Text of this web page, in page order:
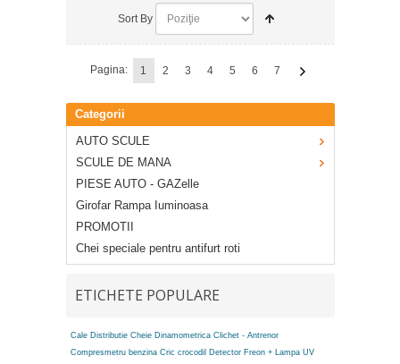
Sort By
Pagina: 1 2 3 4 5 6 7
Categorii
AUTO SCULE
SCULE DE MANA
PIESE AUTO - GAZelle
Girofar Rampa Iuminoasa
PROMOTII
Chei speciale pentru antifurt roti
ETICHETE POPULARE
Cale Distributie Cheie Dinamometrica Clichet - Antrenor
Compresmetru benzina Cric crocodil Detector Freon + Lampa UV